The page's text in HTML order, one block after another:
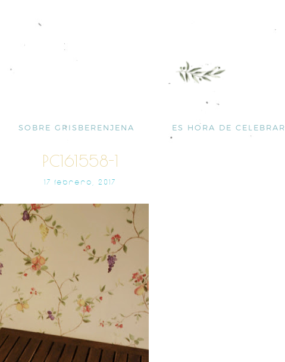
SOBRE GRISBERENJENA ES HORA DE CELEBRAR
PC161558-1
17 FEBRERO, 2017